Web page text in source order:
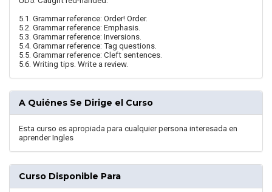
5.1. Grammar reference: Order! Order.
5.2. Grammar reference: Emphasis.
5.3. Grammar reference: Inversions.
5.4. Grammar reference: Tag questions.
5.5. Grammar reference: Cleft sentences.
5.6. Writing tips. Write a review.
A Quiénes Se Dirige el Curso
Esta curso es apropiada para cualquier persona interesada en
aprender Ingles
Curso Disponible Para